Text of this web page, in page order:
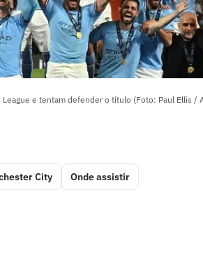
e tentam defender o título (Foto: Paul Ellis /
City Onde assistir